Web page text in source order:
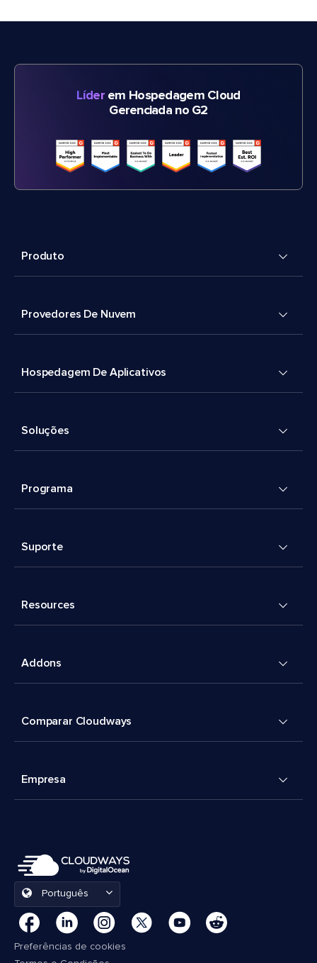
Líderem Hospedagem Cloud
Gerenciada no G2
Produto
Provedores De Nuvem
Hospedagem De Aplicativos
Soluções
Programa
Suporte
Resources
Addons
Comparar Cloudways
Empresa
Português
Preferências de cookies